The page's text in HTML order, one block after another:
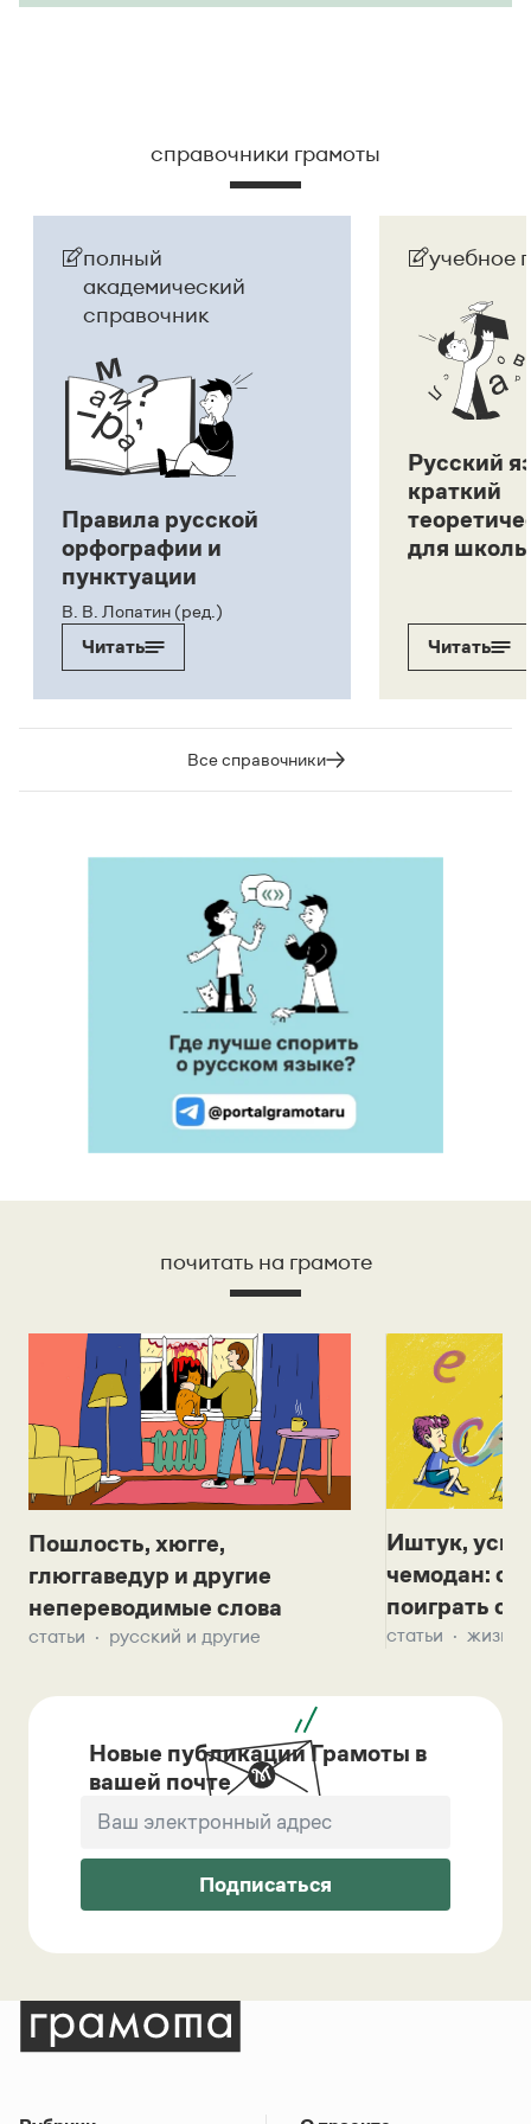
справочники грамоты
полный
академический
справочник
Правила русской
орфографии и
пунктуации
В. В. Лопатин (ред.)
Читать
учебное
Русский
краткий
для
Читать
Все справочники
почитать на грамоте
Пошлость, хюгге,
глюггаведур и другие
непереводимые слова
статьи русский и другие
Иштук,
чемодан:
поиграть с
статьи жизнь
Новые публикации Грамоты в
вашей почте
Подписаться